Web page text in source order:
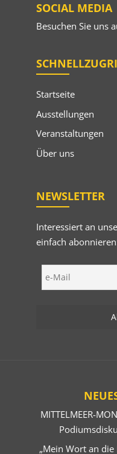
SOCIAL MEDIA
Besuchen Sie uns
Startseite
Ausstellungen
Veranstaltungen
Über uns
NEWSLETTER
Interessiert an
einfach
MITTELMEER-
„Mein Wort an die